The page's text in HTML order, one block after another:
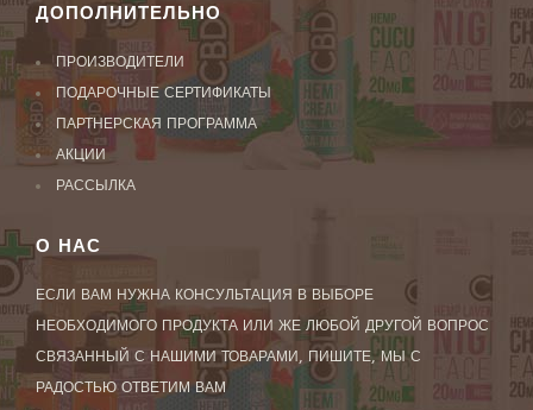
ДОПОЛНИТЕЛЬНО
ПРОИЗВОДИТЕЛИ
ПОДАРОЧНЫЕ СЕРТИФИКАТЫ
ПАРТНЕРСКАЯ ПРОГРАММА
АКЦИИ
РАССЫЛКА
О НАС
ЕСЛИ ВАМ НУЖНА КОНСУЛЬТАЦИЯ В ВЫБОРЕ
НЕОБХОДИМОГО ПРОДУКТА ИЛИ ЖЕ ЛЮБОЙ ДРУГОЙ ВОПРОС
СВЯЗАННЫЙ С НАШИМИ ТОВАРАМИ, ПИШИТЕ, МЫ С
РАДОСТЬЮ ОТВЕТИМ ВАМ